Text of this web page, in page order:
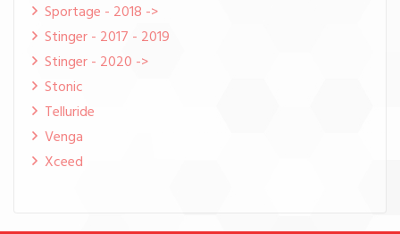
Sportage - 2018 ->
Stinger - 2017 - 2019
Stinger - 2020 ->
Stonic
Telluride
Venga
Xceed